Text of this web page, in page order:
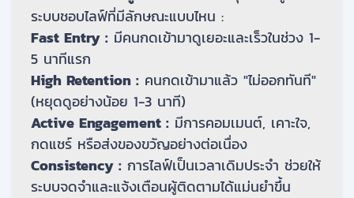
ระบบชอบไลฟ์ที่มีลักษณะแบบไหน :
Fast Entry : มีคนกดเข้ามาดูเยอะและเร็วในช่วง 1-
5 นาทีแรก
High Retention : คนกดเข้ามาแล้ว "ไม่ออกทันที"
(หยุดดูอย่างน้อย 1-3 นาที)
Active Engagement : มีการคอมเมนต์, เคาะใจ,
กดแชร์ หรือส่งของขวัญอย่างต่อเนื่อง
Consistency : การไลฟ์เป็นเวลาเดิมประจำ ช่วยให้
ระบบจดจำและแจ้งเตือนผู้ติดตามได้แม่นยำขึ้น